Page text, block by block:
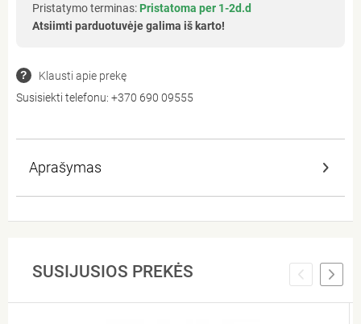
Pristatymo terminas: Pristatoma per 1-2d.d
Atsiimti parduotuvėje galima iš karto!
Klausti apie prekę
Susisiekti telefonu: +370 690 09555
Aprašymas
SUSIJUSIOS PREKĖS